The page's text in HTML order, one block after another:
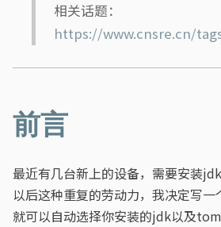
相关话题：
https://www.cnsre.cn/
前言
最近有几台新上的设备，需要安装
以后这种重复的劳动力，我决定写
就可以自动选择你安装的jdk以及